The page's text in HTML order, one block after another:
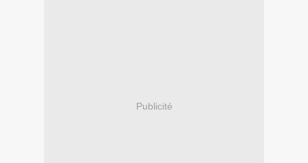
Publicité